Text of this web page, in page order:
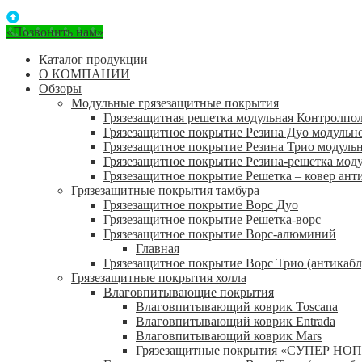
«Позвонить нам»
Каталог продукции
О КОМПАНИИ
Обзоры
Модульные грязезащитные покрытия
Грязезащитная решетка модульная
Грязезащитное покрытие Резина Дуо
Грязезащитное покрытие Резина Трио
Грязезащитное покрытие Резина-решетка
Грязезащитное покрытие Решетка – ковер
Грязезащитные покрытия тамбура
Грязезащитное покрытие Ворс Дуо
Грязезащитное покрытие Решетка-ворс
Грязезащитное покрытие Ворс-алюминий
Главная
Грязезащитное покрытие Ворс Трио
Грязезащитные покрытия холла
Влаговпитывающие покрытия
Влаговпитывающий коврик Toscana
Влаговпитывающий коврик Entrada
Влаговпитывающий коврик Mars
Грязезащитные покрытия «СУПЕР